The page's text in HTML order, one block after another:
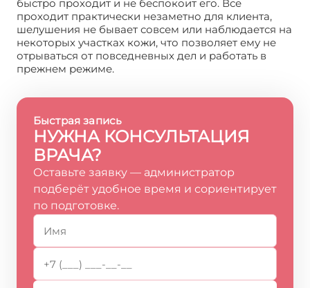
быстро проходит и не беспокоит его. Все
проходит практически незаметно для клиента,
шелушения не бывает совсем или наблюдается на
некоторых участках кожи, что позволяет ему не
отрываться от повседневных дел и работать в
прежнем режиме.
Быстрая запись
НУЖНА КОНСУЛЬТАЦИЯ
ВРАЧА?
Оставьте заявку — администратор
подберёт удобное время и сориентирует
по подготовке.